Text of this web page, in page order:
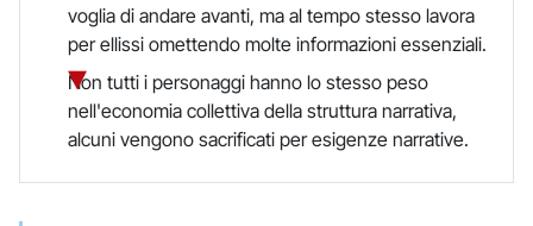
voglia di andare avanti, ma al tempo stesso lavora
per ellissi omettendo molte informazioni essenziali.
Non tutti i personaggi hanno lo stesso peso
nell'economia collettiva della struttura narrativa,
alcuni vengono sacrificati per esigenze narrative.